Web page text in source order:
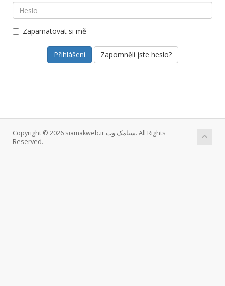
Zapamatovat si mě
Zapomněli jste heslo?
Copyright © 2026 siamakweb.ir سیامک وب. All Rights
Reserved.